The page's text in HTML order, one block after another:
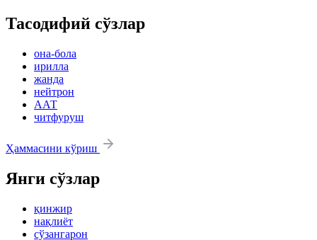
Тасодифий сўзлар
она-бола
ирилла
жанда
нейтрон
ААТ
читфуруш
Ҳаммасини кўриш
Янги сўзлар
қинжир
нақлиёт
сўзангарон